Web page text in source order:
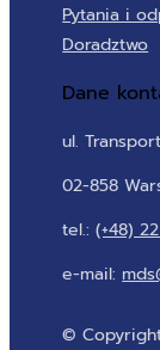
Pytania i
Doradztwo
Dane
ul.
02-858
tel.:(+48)
e-mail:
©